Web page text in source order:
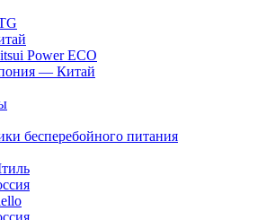
Power ECO
— Китай
бесперебойного питания